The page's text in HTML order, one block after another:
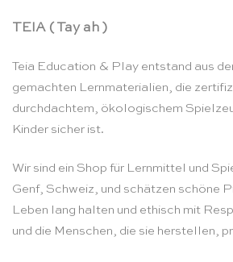
TEIA ( Tay ah )
Teia Education & Play entstand aus
gemachten Lernmaterialien, die
durchdachtem, ökologischem
Kinder sicher ist.
Wir sind ein Shop für Lernmittel und
Genf, Schweiz, und schätzen schöne
Leben lang halten und ethisch mit
und die Menschen, die sie herstellen,